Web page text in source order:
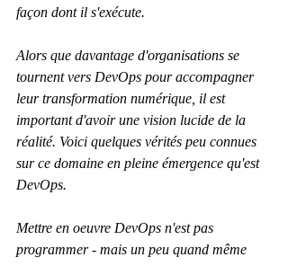
façon dont il s'exécute.
Alors que davantage d'organisations se
tournent vers DevOps pour accompagner
leur transformation numérique, il est
important d'avoir une vision lucide de la
réalité. Voici quelques vérités peu connues
sur ce domaine en pleine émergence qu'est
DevOps.
Mettre en oeuvre DevOps n'est pas
programmer - mais un peu quand même